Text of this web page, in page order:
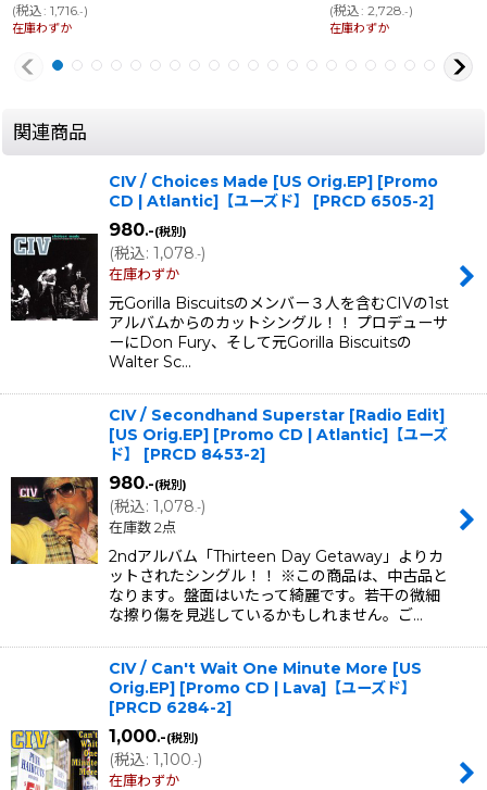
(税込: 1,716.-)
在庫わずか
(税込: 2,728 .-)
在庫わずか
関連商品
CIV / Choices Made [US Orig.EP] [Promo
CD | Atlantic]【ユーズド】
[PRCD 6505-2]
980.-(税別)
(税込: 1,078.-)
在庫わずか
元Gorilla Biscuitsのメンバー３人を含むCIVの1st
アルバムからのカットシングル！！ プロデューサ
ーにDon Fury、そして元Gorilla Biscuitsの
Walter Sc…
CIV / Secondhand Superstar [Radio Edit]
[US Orig.EP] [Promo CD | Atlantic]【ユーズ
ド】
[PRCD 8453-2]
980.-(税別)
(税込: 1,078.-)
在庫数 2点
2ndアルバム「Thirteen Day Getaway」よりカ
ットされたシングル！！ ※この商品は、中古品と
なります。盤面はいたって綺麗です。若干の微細
な擦り傷を見逃しているかもしれません。ご…
CIV / Can't Wait One Minute More [US
Orig.EP] [Promo CD | Lava]【ユーズド】
[PRCD 6284-2]
1,000.-(税別)
(税込: 1,100.-)
在庫わずか